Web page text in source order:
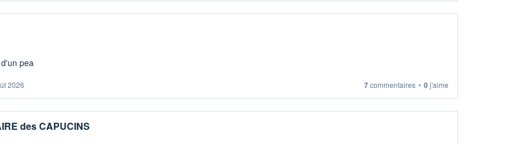
pea
2026 7commentaires • 0j'aime
des CAPUCINS